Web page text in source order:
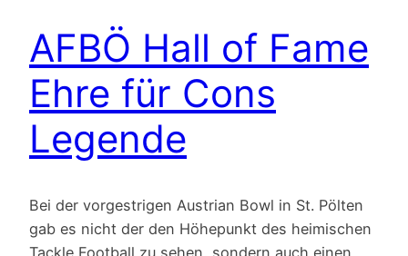
AFBÖ Hall of Fame
Ehre für Cons
Legende
Bei der vorgestrigen Austrian Bowl in St. Pölten
gab es nicht der den Höhepunkt des heimischen
Tackle Football zu sehen, sondern auch einen